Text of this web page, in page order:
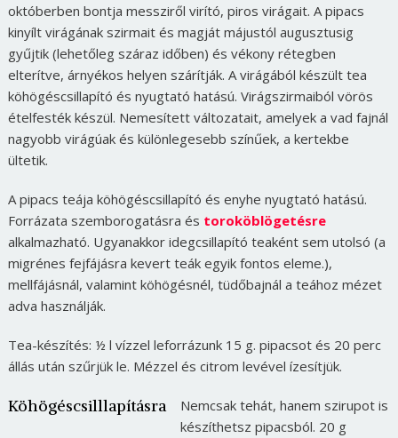
októberben bontja messziről virító, piros virágait. A pipacs
kinyílt virágának szirmait és magját májustól augusztusig
gyűjtik (lehetőleg száraz időben) és vékony rétegben
elterítve, árnyékos helyen szárítják. A virágából készült tea
köhögéscsillapító és nyugtató hatású. Virágszirmaiból vörös
ételfesték készül. Nemesített változatait, amelyek a vad fajnál
nagyobb virágúak és különlegesebb színűek, a kertekbe
ültetik.
A pipacs teája köhögéscsillapító és enyhe nyugtató hatású.
Forrázata szemborogatásra és toroköblögetésre
alkalmazható. Ugyanakkor idegcsillapító teaként sem utolsó (a
migrénes fejfájásra kevert teák egyik fontos eleme.),
mellfájásnál, valamint köhögésnél, tüdőbajnál a teához mézet
adva használják.
Tea-készítés: ½ l vízzel leforrázunk 15 g. pipacsot és 20 perc
állás után szűrjük le. Mézzel és citrom levével ízesítjük.
Köhögéscsilllapításra
Nemcsak tehát, hanem szirupot is
készíthetsz pipacsból. 20 g